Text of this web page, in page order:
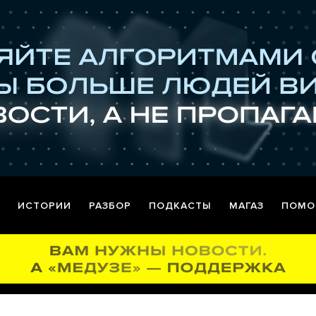
ИСТОРИИ РАЗБОР ПОДКАСТЫ МАГАЗ